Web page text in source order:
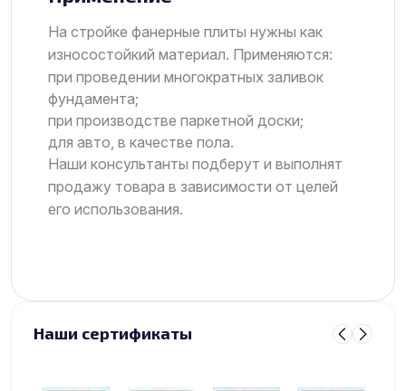
На стройке фанерные плиты нужны как
износостойкий материал. Применяются:
при проведении многократных заливок
фундамента;
при производстве паркетной доски;
для авто, в качестве пола.
Наши консультанты подберут и выполнят
продажу товара в зависимости от целей
его использования.
Наши сертификаты